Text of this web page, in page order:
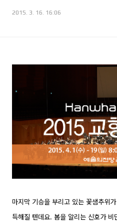
2015. 3. 16. 16:06
마지막 기승을 부리고 있는 꽃샘추위
득해질 텐데요. 봄을 알리는 신호가